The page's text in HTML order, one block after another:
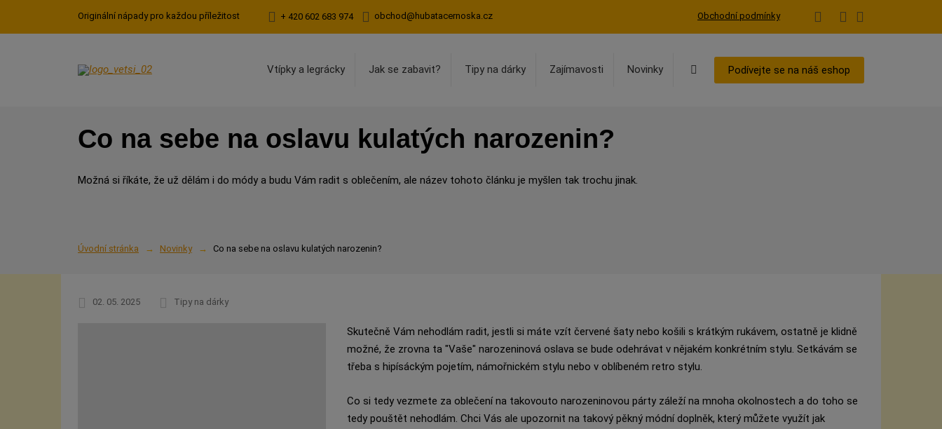
Originální nápady pro každou příležitost + 420 602 683 974 obchod@hubatacernoska.cz Obchodní podmínky
Vtípky a legrácky Jak se zabavit? Tipy na dárky Zajímavosti Novinky VyhledáváníPodívejte se na náš eshop
Co na sebe na oslavu kulatých narozenin?
Možná si říkáte, že už dělám i do módy a budu Vám radit s oblečením, ale název tohoto článku je myšlen tak trochu jinak.
Úvodní stránka Novinky Co na sebe na oslavu kulatých narozenin?
02. 05. 2025 Tipy na dárky
Skutečně Vám nehodlám radit, jestli si máte vzít červené šaty nebo košili s krátkým rukávem, ostatně je klidně
možné, že zrovna ta "Vaše" narozeninová oslava se bude odehrávat v nějakém konkrétním stylu. Setkávám se
třeba s hipísáckým pojetím, námořnickém stylu nebo v oblíbeném retro stylu.
Co si tedy vezmete za oblečení na takovouto narozeninovou párty záleží na mnoha okolnostech a do toho se
tedy pouštět nehodlám. Chci Vás ale upozornit na takový pěkný módní doplněk, který můžete využít jak